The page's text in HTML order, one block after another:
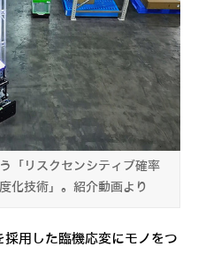
「リスクセンシティブ確率
化技術」。紹介動画より
用した臨機応変にモノをつ